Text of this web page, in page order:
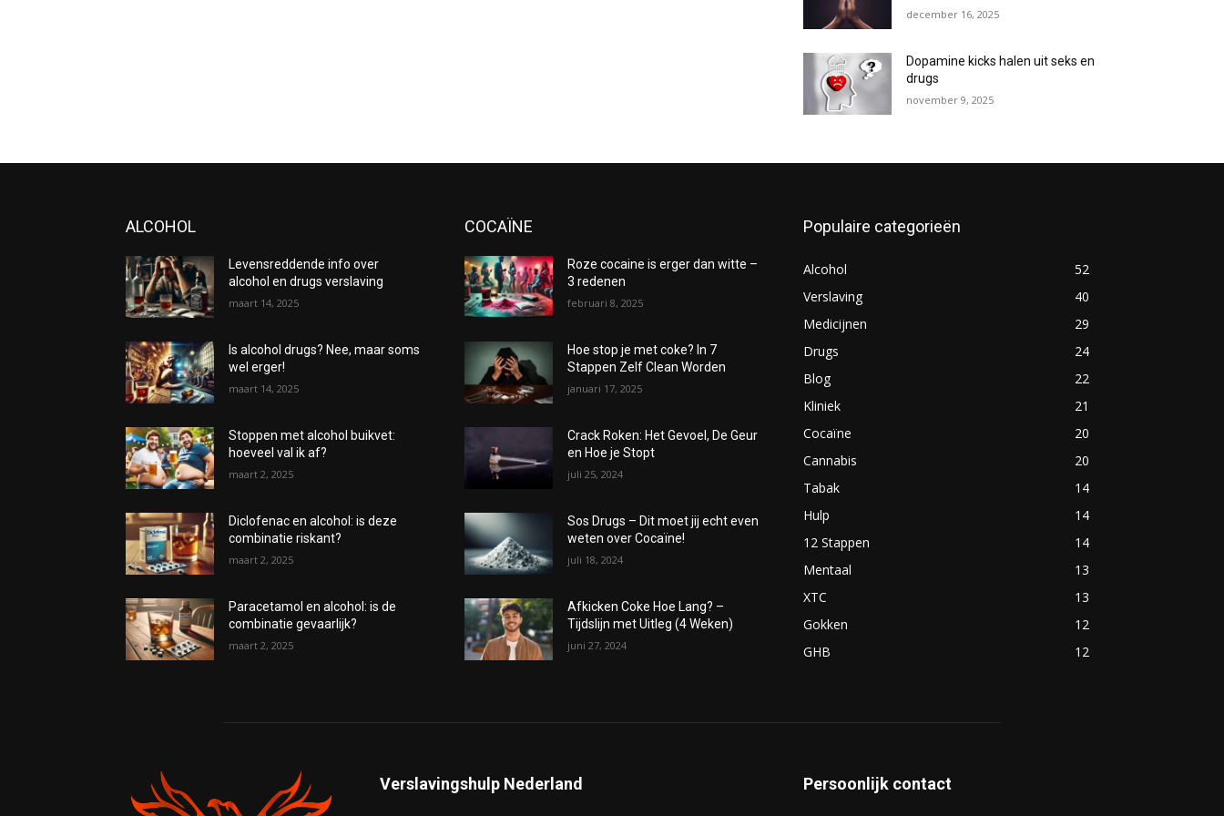
december 16, 2025
Dopamine kicks halen uit seks en
drugs
november 9, 2025
ALCOHOL
Levensreddende info over
alcohol en drugs verslaving
maart 14, 2025
Is alcohol drugs? Nee, maar soms
wel erger!
maart 14, 2025
Stoppen met alcohol buikvet:
hoeveel val ik af?
maart 2, 2025
Diclofenac en alcohol: is deze
combinatie riskant?
maart 2, 2025
Paracetamol en alcohol: is de
combinatie gevaarlijk?
maart 2, 2025
COCAÏNE
Roze cocaine is erger dan witte –
3 redenen
februari 8, 2025
Hoe stop je met coke? In 7
Stappen Zelf Clean Worden
januari 17, 2025
Crack Roken: Het Gevoel, De Geur
en Hoe je Stopt
juli 25, 2024
Sos Drugs – Dit moet jij echt even
weten over Cocaïne!
juli 18, 2024
Afkicken Coke Hoe Lang? –
Tijdslijn met Uitleg (4 Weken)
juni 27, 2024
Populaire categorieën
Alcohol
52
Verslaving
40
Medicijnen
29
Drugs
24
Blog
22
Kliniek
21
Cocaïne
20
Cannabis
20
Tabak
14
Hulp
14
12 Stappen
14
Mentaal
13
XTC
13
Gokken
12
GHB
12
Verslavingshulp Nederland Persoonlijk contact